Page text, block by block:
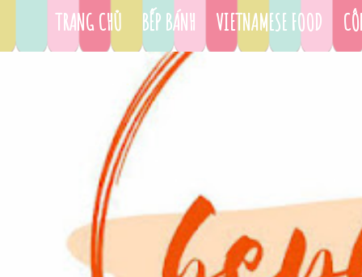
TRANG CHỦ BẾP BÁNH VIETNAMESE FOOD